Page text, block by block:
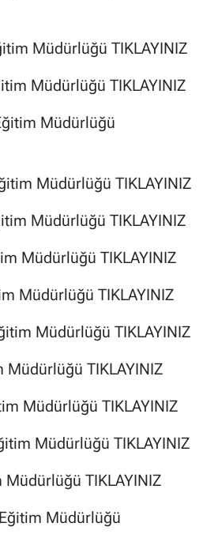
Müdürlüğü TIKLAYINIZ
Müdürlüğü TIKLAYINIZ
Müdürlüğü
Müdürlüğü TIKLAYINIZ
Müdürlüğü TIKLAYINIZ
Müdürlüğü TIKLAYINIZ
Müdürlüğü TIKLAYINIZ
Müdürlüğü TIKLAYINIZ
Müdürlüğü TIKLAYINIZ
Müdürlüğü TIKLAYINIZ
Müdürlüğü TIKLAYINIZ
Müdürlüğü TIKLAYINIZ
Müdürlüğü